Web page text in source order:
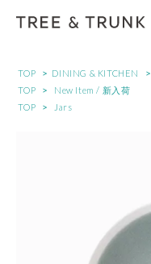
TOP > DINING & KITCHEN >
TOP
>
New Item / 新入荷
TOP
> Jars